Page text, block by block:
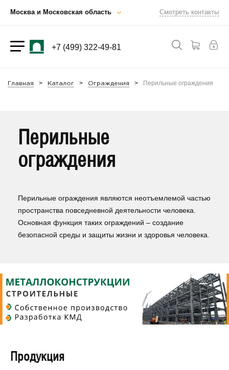
Москва и Московская область Смотреть контакты
+7 (499) 322-49-81
Главная Каталог Ограждения Перильные ограждения
Перильные
ограждения
Перильные ограждения являются неотъемлемой частью
пространства повседневной деятельности человека.
Основная функция таких ограждений – создание
безопасной среды и защиты жизни и здоровья человека.
Продукция